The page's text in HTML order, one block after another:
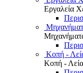
Εργαλεία
Κοπή -
Κοπή -